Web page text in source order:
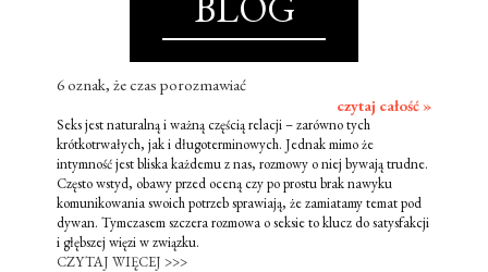
6 oznak, że czas porozmawiać
czytaj całość »
Seks jest naturalną i ważną częścią relacji – zarówno tych
krótkotrwałych, jak i długoterminowych. Jednak mimo że
intymność jest bliska każdemu z nas, rozmowy o niej bywają trudne.
Często wstyd, obawy przed oceną czy po prostu brak nawyku
komunikowania swoich potrzeb sprawiają, że zamiatamy temat pod
dywan. Tymczasem szczera rozmowa o seksie to klucz do satysfakcji
i głębszej więzi w związku.
CZYTAJ WIĘCEJ >>>